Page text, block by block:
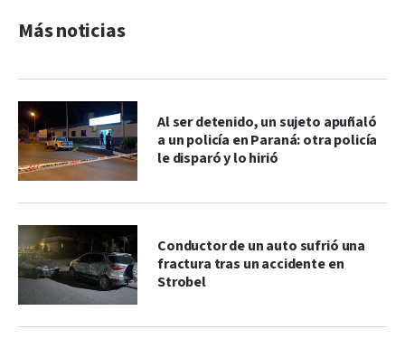
Más noticias
Al ser detenido, un sujeto apuñaló
a un policía en Paraná: otra policía
le disparó y lo hirió
Conductor de un auto sufrió una
fractura tras un accidente en
Strobel